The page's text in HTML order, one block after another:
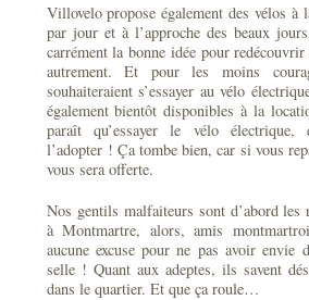
Villovelo propose également des vélos
par jour et à l’approche des beaux
carrément la bonne idée pour
autrement. Et pour les moins
souhaiteraient s’essayer au vélo
également bientôt disponibles à la
paraît qu’essayer le vélo
l’adopter ! Ça tombe bien, car si vous
vous sera offerte.
Nos gentils malfaiteurs sont d’abord
à Montmartre, alors, amis
aucune excuse pour ne pas avoir envie
selle ! Quant aux adeptes, ils savent
dans le quartier. Et que ça roule…